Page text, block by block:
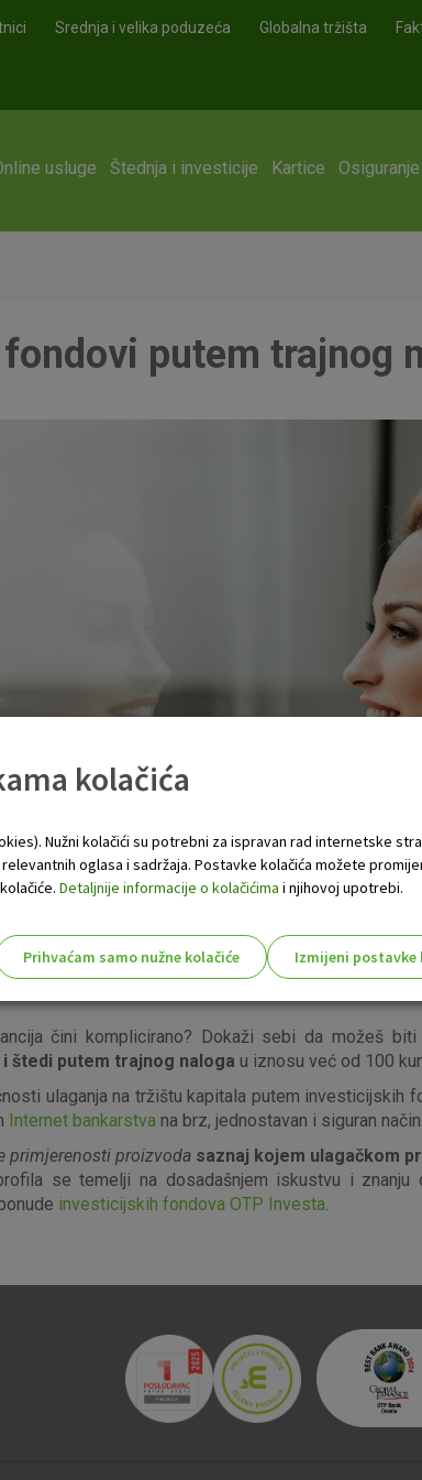
Srednja i velika poduzeća Globalna tržišta
usluge Štednja i investicije Kartice Osiguranje
putem trajnog
čini komplicirano? Dokaži sebi da možeš biti
štedi putem trajnog naloga u iznosu već od 100
ulaganja na tržištu kapitala putem investicijskih
Internet bankarstva na brz, jednostavan i siguran način.
primjerenosti proizvoda saznaj kojem ulagačkom
se temelji na dosadašnjem iskustvu i znanju
investicijskih fondova OTP Investa.
kolačića
Nužni kolačići su potrebni za ispravan rad internetske
oglasa i sadržaja. Postavke kolačića možete
Detaljnije informacije o kolačićima i njihovoj upotrebi.
Prihvaćam samo nužne kolačiće
Izmijeni postavke
Nužni
Nužni (tehnički) kolačići - uvijek
isključiti u našim sustavima. Uobičajeno se
radnje koje uključuju zahtjev za uslugama, kao što
preglednik možete postaviti da blokira te kolačiće